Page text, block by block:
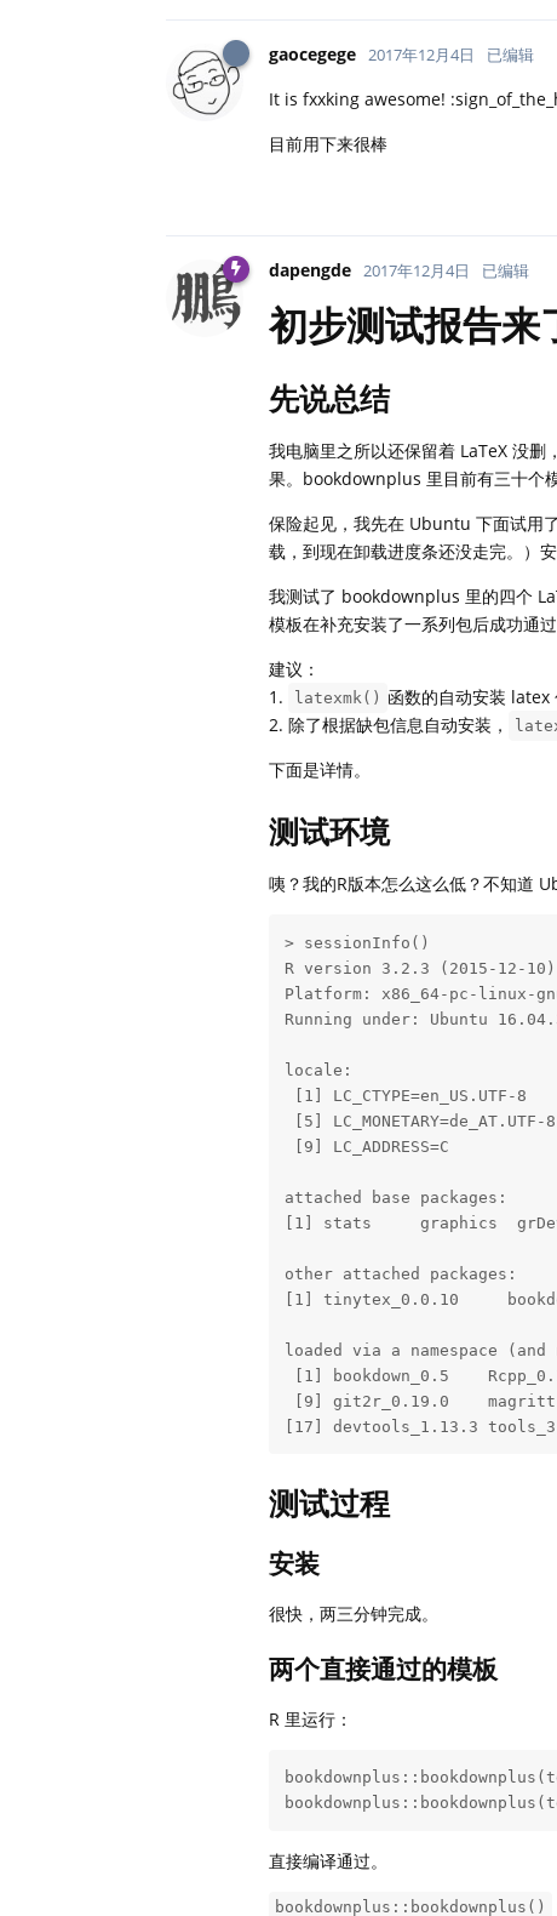
gaocegege 2017年12月4日 已编辑
It is fxxking awesome!
目前用下来很棒
dapengde 2017年12月4日 已编辑
初步测试报告来
先说总结
我电脑里之所以还保留着 LaTeX 没
果。bookdownplus 里目前有三十个
保险起见，我先在 Ubuntu 下面试用
载，到现在卸载进度条还没走完。）
我测试了 bookdownplus 里的四个
模板在补充安装了一系列包后成功通
建议：
1.
latexmk() 函数的自动安装 latex
2. 除了根据缺包信息自动安装，
下面是详情。
测试环境
咦？我的R版本怎么这么低？不知道
> sessionInfo()
R version 3.2.3 (2015-12-10)
Platform: x86_64-pc-linux-
Running under: Ubuntu
locale:
[1] LC_CTYPE=en_US.UTF-
[5]
[9] LC_ADDRESS=C
attached base packages:
[1] stats     graphics
other attached packages:
[1] tinytex_0.0.10
loaded via a namespace
[1] bookdown_0.5
[9] git2r_0.19.0
[17] devtools_1.13.3
测试过程
安装
很快，两三分钟完成。
两个直接通过的模板
R 里运行：
直接编译通过。
bookdownplus::bookdownplus()